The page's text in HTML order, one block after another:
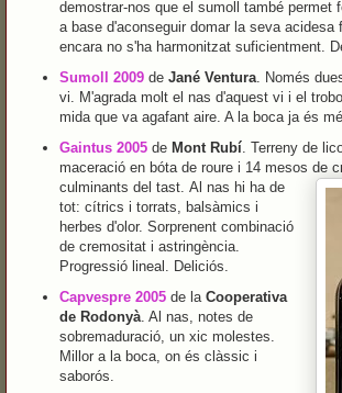
demostrar-nos que el sumoll també permet
a base d'aconseguir domar la seva acidesa
encara no s'ha harmonitzat suficientment.
Sumoll 2009de Jané Ventura. Només
vi. M'agrada molt el nas d'aquest vi i el
mida que va agafant aire. A la boca ja és
Gaintus 2005de Mont Rubí. Terreny de
maceració en bóta de roure i 14 mesos de
culminants del tast. Al nas hi ha de
tot: cítrics i torrats, balsàmics i
herbes d'olor. Sorprenent combinació
de cremositat i astringència.
Progressió lineal. Deliciós.
Capvespre 2005de la Cooperativa
de Rodonyà. Al nas, notes de
sobremaduració, un xic molestes.
Millor a la boca, on és clàssic i
saborós.